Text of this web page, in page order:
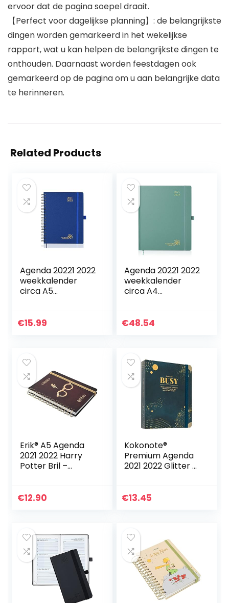
ervoor dat de pagina soepel draait.
【Perfect voor dagelijkse planning】: de belangrijkste
dingen worden gemarkeerd in het wekelijkse
rapport, wat u kan helpen de belangrijkste dingen te
onthouden. Daarnaast worden feestdagen ook
gemarkeerd op de pagina om u aan belangrijke data
te herinneren.
Related Products
Agenda 20221 2022
weekkalender
circa A5
afsprakenplan,
€15.99
Agenda 20221 2022
weekkalender
circa A4
Van augustus 2021
€48.54
Erik® A5 Agenda
2021 2022 Harry
Potter Bril –
2022 – Pocket
€12.90
Kokonote®
Premium Agenda
2021 2022 Glitter –
2022
€13.45